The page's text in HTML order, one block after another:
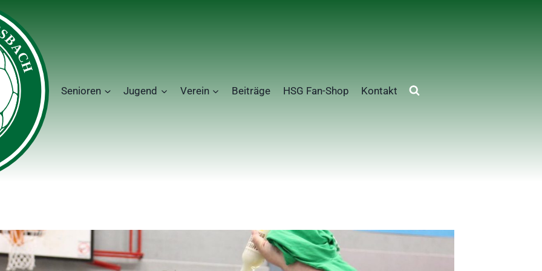
Senioren Jugend Verein Beiträge HSG Fan-Shop Kontakt